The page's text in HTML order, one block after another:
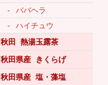
- ババヘラ
- ハイチュウ
秋田 熱湯玉露茶
秋田県産 きくらげ
秋田県産 塩・藻塩